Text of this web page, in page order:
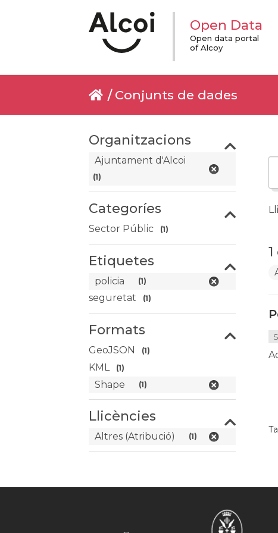
Open Data
Open data portal
of Alcoy
Conjunts de dades
Organitzacions
Ajuntament d'Alcoi
(1)
Categoríes
Sector Públic (1)
Etiquetes
policia (1)
seguretat (1)
Formats
GeoJSON (1)
KML (1)
Shape (1)
Llicències
Altres (Atribució) (1)